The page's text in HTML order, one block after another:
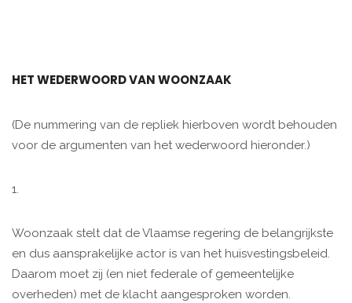
HET WEDERWOORD VAN WOONZAAK
(De nummering van de repliek hierboven wordt behouden
voor de argumenten van het wederwoord hieronder.)
1.
Woonzaak stelt dat de Vlaamse regering de belangrijkste
en dus aansprakelijke actor is van het huisvestingsbeleid.
Daarom moet zij (en niet federale of gemeentelijke
overheden) met de klacht aangesproken worden.